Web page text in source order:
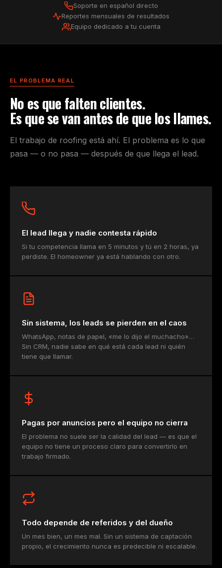
Soporte en español directo
Reportes mensuales de resultados
Equipo dedicado a tu cuenta
EL PROBLEMA REAL
No es que falten clientes.
Es que se van antes de que los llames.
El trabajo de roofing está ahí. El problema es lo que
pasa — o no pasa — después de que llega el lead.
El lead llega y nadie contesta rápido
Si tu competencia llama en 5 minutos y tú en 2 horas, ya
perdiste. El homeowner ya está hablando con otro.
Sin sistema, los leads se pierden en el caos
WhatsApp, notas de papel, «me lo dijo el muchacho»…
Sin CRM, nadie sabe en qué está cada lead ni quién
tiene que llamar.
Pagas por anuncios pero el equipo no cierra
El problema no suele ser la calidad del lead — es que el
equipo no tiene un proceso claro para convertirlo en
trabajo firmado.
Todo depende de referidos y del dueño
Un mes bien, un mes mal. Sin un sistema de captación
propio, el crecimiento nunca es predecible ni escalable.